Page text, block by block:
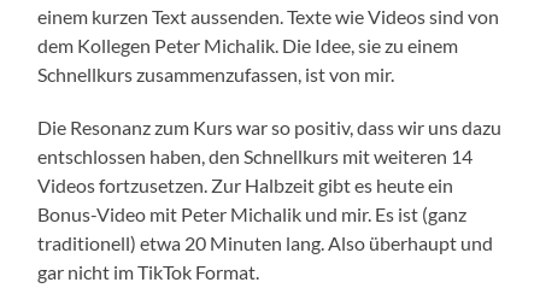
einem kurzen Text aussenden. Texte wie Videos sind von
dem Kollegen Peter Michalik. Die Idee, sie zu einem
Schnellkurs zusammenzufassen, ist von mir.
Die Resonanz zum Kurs war so positiv, dass wir uns dazu
entschlossen haben, den Schnellkurs mit weiteren 14
Videos fortzusetzen. Zur Halbzeit gibt es heute ein
Bonus-Video mit Peter Michalik und mir. Es ist (ganz
traditionell) etwa 20 Minuten lang. Also überhaupt und
gar nicht im TikTok Format.